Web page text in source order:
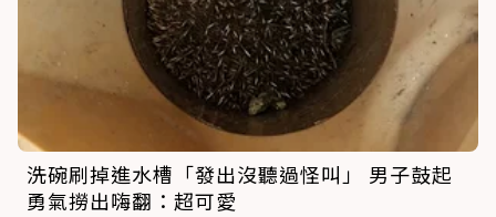
洗碗刷掉進水槽「發出沒聽過怪叫」 男子鼓起
勇氣撈出嗨翻：超可愛